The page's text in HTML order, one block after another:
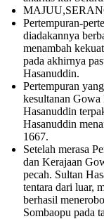
Pertempuran-
diadakannya
menambah
pada akhirnya
Hasanuddin.
Pertempuran
kesultanan
Hasanuddin
Hasanuddin
1667.
Setelah merasa
dan Kerajaan
pecah. Sultan
tentara dari luar,
berhasil
Sombaopu pada